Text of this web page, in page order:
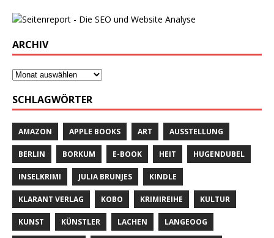
ARCHIV
SCHLAGWÖRTER
AMAZON APPLE BOOKS ART AUSSTELLUNG
BERLIN BORKUM E-BOOK HEIT HUGENDUBEL
INSELKRIMI JULIA BRUNJES KINDLE
KLARANT VERLAG KOBO KRIMIREIHE KULTUR
KUNST KÜNSTLER LACHEN LANGEOOG